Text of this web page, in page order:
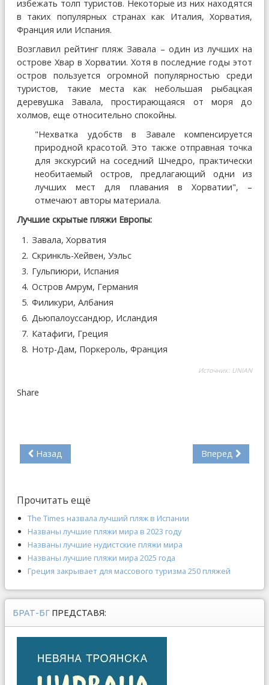
избежать толп туристов. Некоторые из них находятся
в таких популярных странах как Италия, Хорватия,
Франция или Испания.
Возглавил рейтинг пляж Завала – один из лучших на
острове Хвар в Хорватии. Хотя в последние годы этот
остров пользуется огромной популярностью среди
туристов, такие места как небольшая рыбацкая
деревушка Завала, простирающаяся от моря до
холмов, еще относительно спокойны.
"Нехватка удобств в Завале компенсируется
природной красотой. Это также отправная точка
для экскурсий на соседний Шчедро, практически
необитаемый остров, предлагающий одни из
лучших мест для плавания в Хорватии", –
отмечают авторы материала.
Лучшие скрытые пляжи Европы:
Завала, Хорватия
Скринкль-Хейвен, Уэльс
Гульпиюри, Испания
Остров Амрум, Германия
Филикури, Албания
Дьюпалоуссандюр, Исландия
Катафиги, Греция
Нотр-Дам, Поркероль, Франция
Источник: UNIAN
Share
Назад Вперед
Прочитать ещё
The Times назвала лучший пляж в Испании
Названы лучшие пляжи мира в 2023 году
Названы лучшие нудистские пляжи мира
Названы лучшие пляжи мира 2025 года
Греция закрывает для массового туризма 250 пляжей
БРАТ-БГ ПРЕДСТАВЯ: